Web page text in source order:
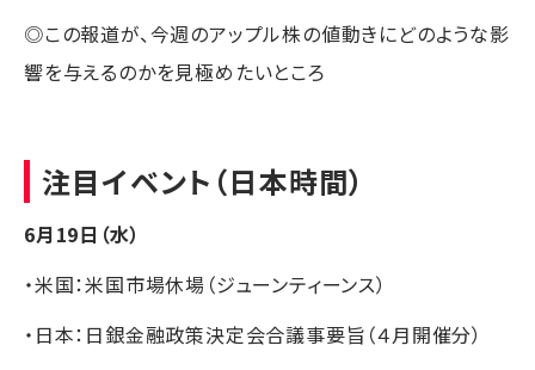
◎この報道が、今週のアップル株の値動きにどのような影
響を与えるのかを見極めたいところ
注目イベント（日本時間）
6月19日（水）
・米国：米国市場休場（ジューンティーンス）
・日本：日銀金融政策決定会合議事要旨（４月開催分）